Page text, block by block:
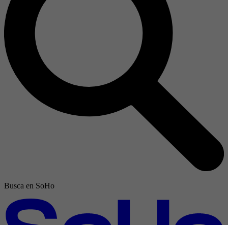
Busca en SoHo